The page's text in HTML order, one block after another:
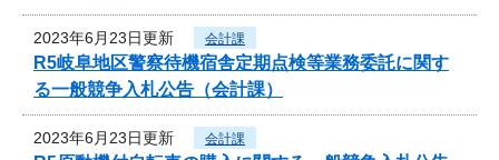
2023年6月23日更新 会計課
R5岐阜地区警察待機宿舎定期点検等業務委託に関す
る一般競争入札公告（会計課）
2023年6月23日更新 会計課